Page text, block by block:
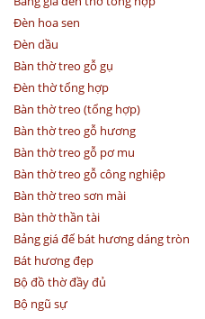
Đèn hoa sen
Đèn dầu
Bàn thờ treo gỗ gụ
Đèn thờ tổng hợp
Bàn thờ treo (tổng hợp)
Bàn thờ treo gỗ hương
Bàn thờ treo gỗ pơ mu
Bàn thờ treo gỗ công nghiệp
Bàn thờ treo sơn mài
Bàn thờ thần tài
Bảng giá đế bát hương dáng tròn
Bát hương đẹp
Bộ đồ thờ đầy đủ
Bộ ngũ sự